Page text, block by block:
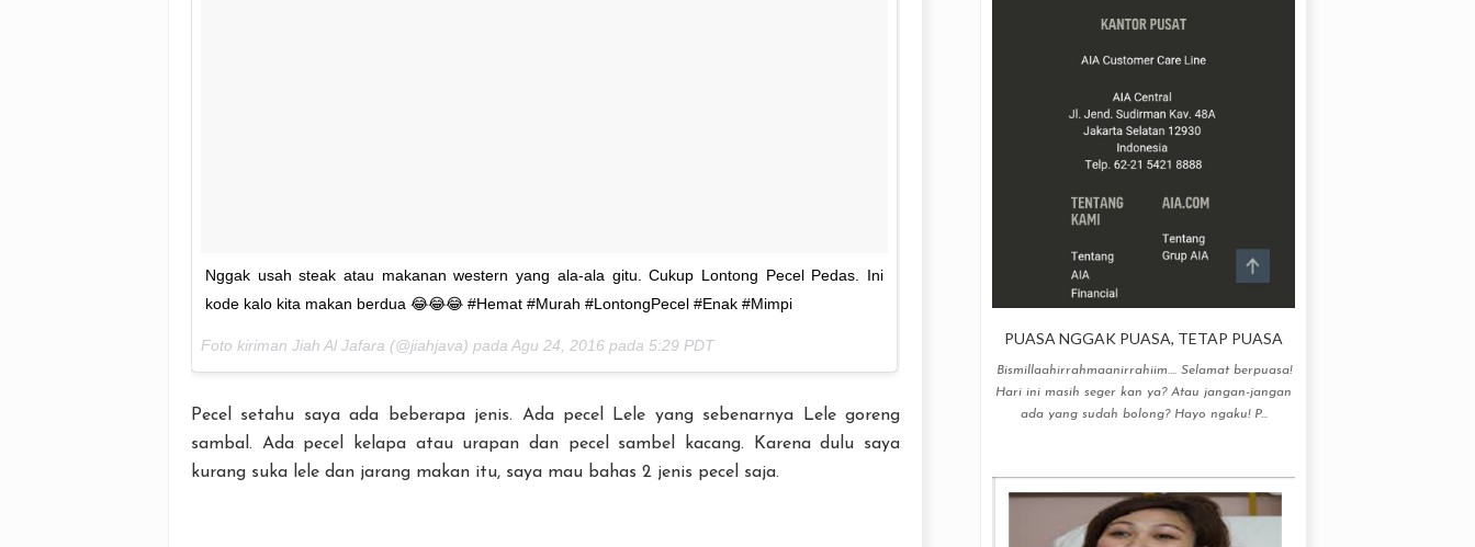
Nggak usah steak atau makanan western yang ala-ala gitu. Cukup Lontong Pecel Pedas. Ini
kode kalo kita makan berdua 😂😂😂 #Hemat #Murah #LontongPecel #Enak #Mimpi
Foto kiriman Jiah Al Jafara (@jiahjava) pada Agu 24, 2016 pada 5:29 PDT
Pecel setahu saya ada beberapa jenis. Ada pecel Lele yang sebenarnya Lele goreng
sambal. Ada pecel kelapa atau urapan dan pecel sambel kacang. Karena dulu saya
kurang suka lele dan jarang makan itu, saya mau bahas 2 jenis pecel saja.
PUASA NGGAK PUASA, TETAP PUASA
Bismillaahirrahmaanirrahiim.... Selamat berpuasa!
Hari ini masih seger kan ya? Atau jangan-jangan
ada yang sudah bolong? Hayo ngaku! P...